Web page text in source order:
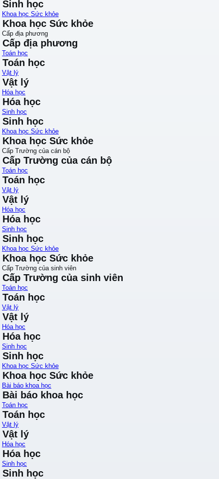
Sinh học
Khoa học Sức khỏe
Khoa học Sức khỏe
Cấp địa phương
Cấp địa phương
Toán học
Toán học
Vật lý
Vật lý
Hóa học
Hóa học
Sinh học
Sinh học
Khoa học Sức khỏe
Khoa học Sức khỏe
Cấp Trường của cán bộ
Cấp Trường của cán bộ
Toán học
Toán học
Vật lý
Vật lý
Hóa học
Hóa học
Sinh học
Sinh học
Khoa học Sức khỏe
Khoa học Sức khỏe
Cấp Trường của sinh viên
Cấp Trường của sinh viên
Toán học
Toán học
Vật lý
Vật lý
Hóa học
Hóa học
Sinh học
Sinh học
Khoa học Sức khỏe
Khoa học Sức khỏe
Bài báo khoa học
Bài báo khoa học
Toán học
Toán học
Vật lý
Vật lý
Hóa học
Hóa học
Sinh học
Sinh học